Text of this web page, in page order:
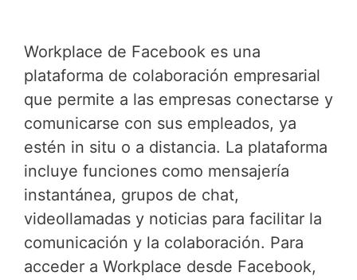
Workplace de Facebook es una
plataforma de colaboración empresarial
que permite a las empresas conectarse y
comunicarse con sus empleados, ya
estén in situ o a distancia. La plataforma
incluye funciones como mensajería
instantánea, grupos de chat,
videollamadas y noticias para facilitar la
comunicación y la colaboración. Para
acceder a Workplace desde Facebook,